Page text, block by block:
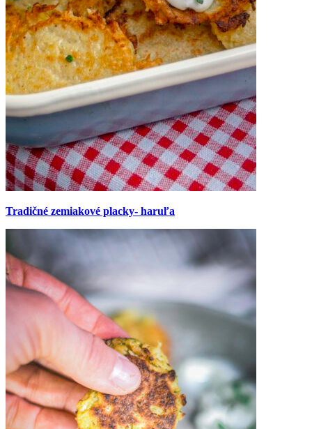
Tradičné zemiakové placky- haruľa